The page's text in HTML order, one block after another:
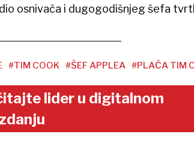
osnivača i dugogodišnjeg šefa
#TIM COOK #ŠEF APPLEA #PLAĆA TIM
lider u digitalnom